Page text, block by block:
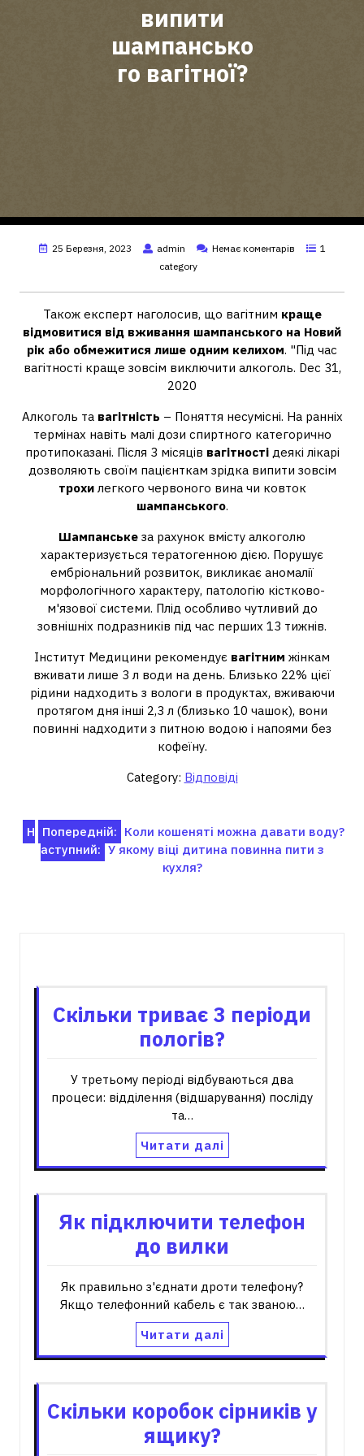
випити
шампансько
го вагітної?
25 Березня, 2023 admin Немає коментарів
1
category
Також експерт наголосив, що вагітним краще
відмовитися від вживання шампанського на Новий
рік або обмежитися лише одним келихом. "Під час
вагітності краще зовсім виключити алкоголь. Dec 31,
2020
Алкоголь та вагітність – Поняття несумісні. На ранніх
термінах навіть малі дози спиртного категорично
протипоказані. Після 3 місяців вагітностідеякі лікарі
дозволяють своїм пацієнткам зрідка випити зовсім
трохилегкого червоного вина чи ковток
шампанського.
Шампанське за рахунок вмісту алкоголю
характеризується тератогенною дією. Порушує
ембріональний розвиток, викликає аномалії
морфологічного характеру, патологію кістково-
м'язової системи. Плід особливо чутливий до
зовнішніх подразників під час перших 13 тижнів.
Інститут Медицини рекомендує вагітним жінкам
вживати лише 3 л води на день. Близько 22% цієї
рідини надходить з вологи в продуктах, вживаючи
протягом дня інші 2,3 л (близько 10 чашок), вони
повинні надходити з питною водою і напоями без
кофеїну.
Category: Відповіді
Навігація
записів
Попередній: Коли кошеняті можна давати воду?
Н
аступний: У якому віці дитина повинна пити з
кухля?
Скільки триває 3 періоди
пологів?
У третьому періоді відбуваються два
процеси: відділення (відшарування) посліду
та…
Читати далі
Як підключити телефон
до вилки
Як правильно з'єднати дроти телефону?
Якщо телефонний кабель є так званою…
Читати далі
Скільки коробок сірників у
ящику?